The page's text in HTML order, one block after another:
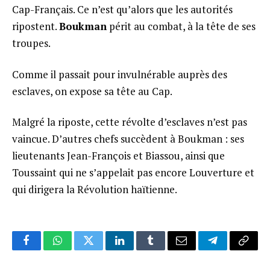
Cap-Français. Ce n’est qu’alors que les autorités
ripostent.Boukman périt au combat, à la tête de ses
troupes.
Comme il passait pour invulnérable auprès des
esclaves, on expose sa tête au Cap.
Malgré la riposte, cette révolte d’esclaves n’est pas
vaincue. D’autres chefs succèdent à Boukman : ses
lieutenants Jean-François et Biassou, ainsi que
Toussaint qui ne s’appelait pas encore Louverture et
qui dirigera la Révolution haïtienne.
FacebookWhatsAppTwitterLinkedInTumblrEmail TelegramCopy